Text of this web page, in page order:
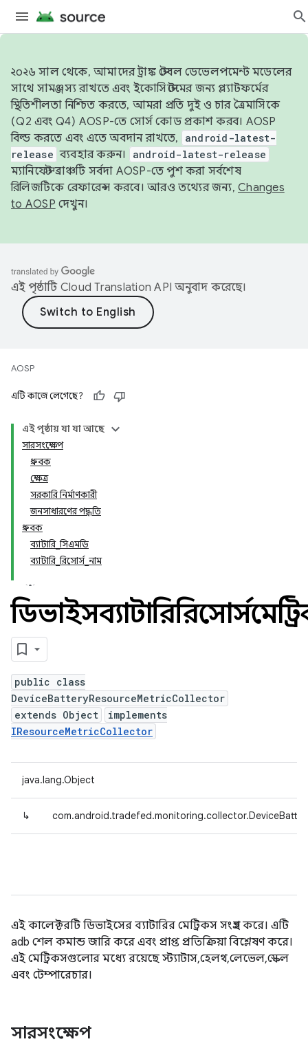
২০২৬ সাল থেকে, আমাদের ট্রাঙ্ক স্টেবল ডেভেলপমেন্ট মডেলের
সাথে সামঞ্জস্য রাখতে এবং ইকোসিস্টেমের জন্য প্ল্যাটফর্মের
স্থিতিশীলতা নিশ্চিত করতে, আমরা প্রতি দুই ও চার ত্রৈমাসিকে
(Q2 এবং Q4) AOSP-তে সোর্স কোড প্রকাশ করব। AOSP
বিল্ড করতে এবং এতে অবদান রাখতে,
android-latest-
release ব্যবহার করুন। android-latest-release
ম্যানিফেস্ট ব্রাঞ্চটি সর্বদা AOSP-তে পুশ করা সর্বশেষ
রিলিজটিকে রেফারেন্স করবে। আরও তথ্যের জন্য, Changes
to AOSP দেখুন।
এই পৃষ্ঠাটি Cloud Translation API অনুবাদ করেছে।
AOSP
এটি কাজে লেগেছে?
এই পৃষ্ঠায় যা যা আছে
সারসংক্ষেপ
ধ্রুবক
ক্ষেত্র
সরকারি নির্মাণকারী
জনসাধারণের পদ্ধতি
ধ্রুবক
ব্যাটারি_সিএমডি
ব্যাটারি_রিসোর্স_নাম
public class
DeviceBatteryResourceMetricCollector
extends Object
implements
IResourceMetricCollector
java.lang.Object
↳
এই কালেক্টরটি ডিভাইসের ব্যাটারির মেট্রিকস সংগ্রহ করে। এটি
adb শেল কমান্ড জারি করে এবং প্রাপ্ত প্রতিক্রিয়া বিশ্লেষণ করে।
এই মেট্রিকসগুলোর মধ্যে রয়েছে স্ট্যাটাস, হেলথ, লেভেল, স্কেল
এবং টেম্পারেচার।
সারসংক্ষেপ